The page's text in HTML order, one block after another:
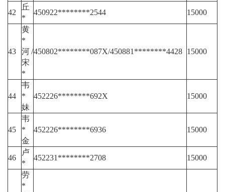
42
丘
*
450922********2544 15000
43
黄
*
河/
宋
*
450802********087X/450881********4428 15000
44
韦
*
妹
452226********692X 15000
45
韦
*
金
452226********6936 15000
46
卢
*
452231********2708 15000
劳
*